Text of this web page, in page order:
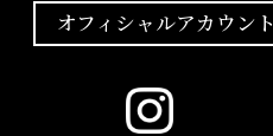
オフィシャルアカウント